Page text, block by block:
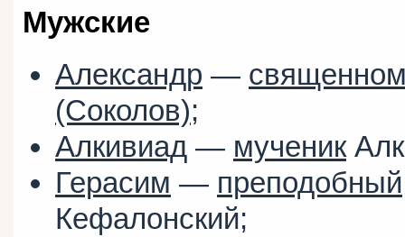
Мужские
Александр —
(Соколов);
Алкивиад — мученик
Герасим — преподобный
Кефалонский;